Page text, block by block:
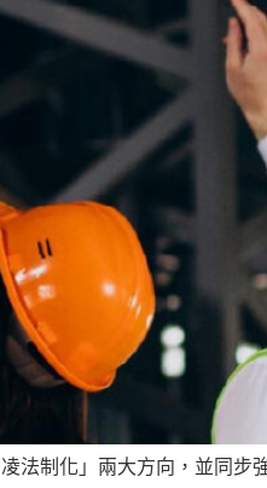
法制化」兩大方向，並同